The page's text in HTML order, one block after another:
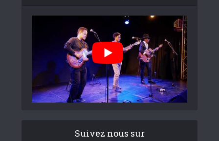
Suivez nous sur